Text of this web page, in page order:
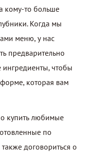
кому-то больше
Когда мы
меню, у нас
предварительно
чтобы
которая вам
купить любимые
по
договориться о